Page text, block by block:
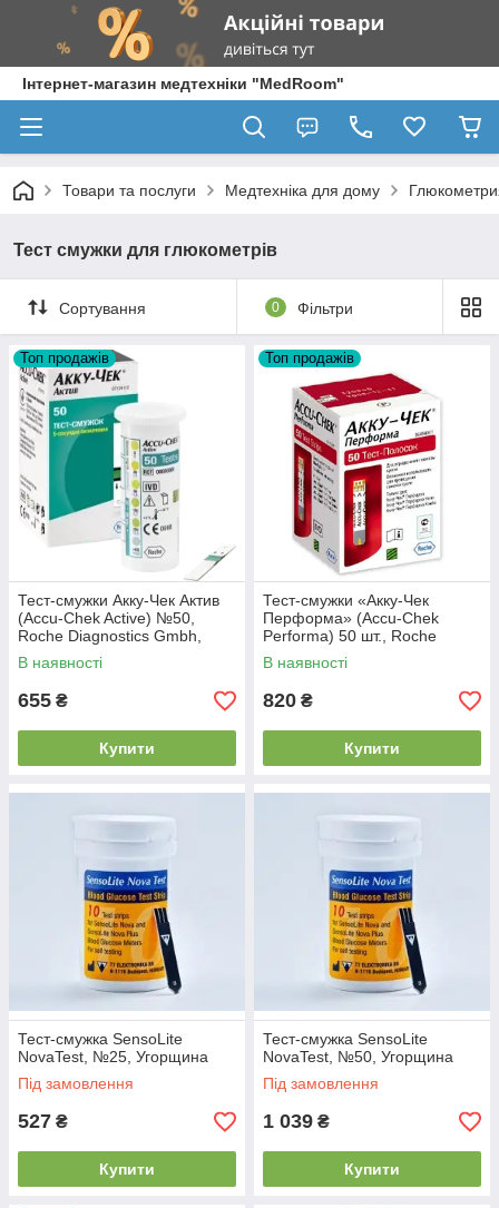
Інтернет-магазин медтехніки "MedRoom"
Товари та послуги Медтехніка для дому
Тест смужки для глюкометрів
Сортування 0 Фільтри
Топ продажів
Тест-смужки Акку-Чек Актив
(Accu-Chek Active) №50,
Roche Diagnostics Gmbh,
Німеччина
В наявності
655 ₴
Купити
Топ продажів
Тест-смужки «Акку-Чек
Перформа» (Accu-Chek
Performa) 50 шт., Roche
Diagnostics Gmbh, Німеччина
В наявності
820 ₴
Купити
Тест-смужка SensoLite
NovaTest, №25, Угорщина
Під замовлення
527 ₴
Купити
Тест-смужка SensoLite
NovaTest, №50, Угорщина
Під замовлення
1 039 ₴
Купити